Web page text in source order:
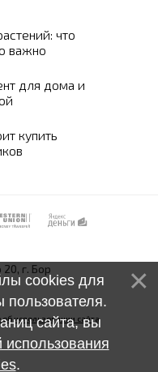
что
важно
для дома и
купить
г. Бор
использовании сайта
cookies для
пользователя.
сайта, вы
использования
.